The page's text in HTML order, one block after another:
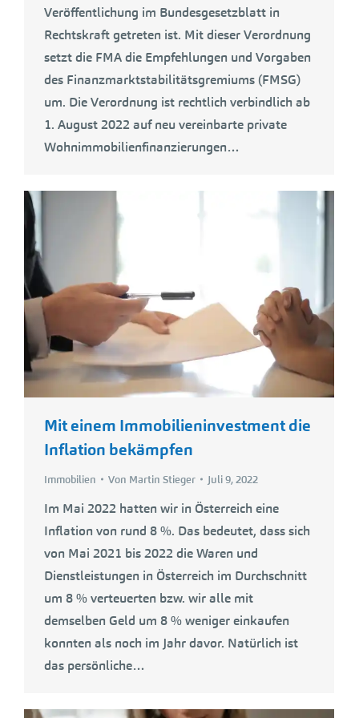
Veröffentlichung im Bundesgesetzblatt in
Rechtskraft getreten ist. Mit dieser Verordnung
setzt die FMA die Empfehlungen und Vorgaben
des Finanzmarktstabilitätsgremiums (FMSG)
um. Die Verordnung ist rechtlich verbindlich ab
1. August 2022 auf neu vereinbarte private
Wohnimmobilienfinanzierungen…
Mit einem Immobilieninvestment die
Inflation bekämpfen
Immobilien Von Martin Stieger Juli 9, 2022
Im Mai 2022 hatten wir in Österreich eine
Inflation von rund 8 %. Das bedeutet, dass sich
von Mai 2021 bis 2022 die Waren und
Dienstleistungen in Österreich im Durchschnitt
um 8 % verteuerten bzw. wir alle mit
demselben Geld um 8 % weniger einkaufen
konnten als noch im Jahr davor. Natürlich ist
das persönliche…